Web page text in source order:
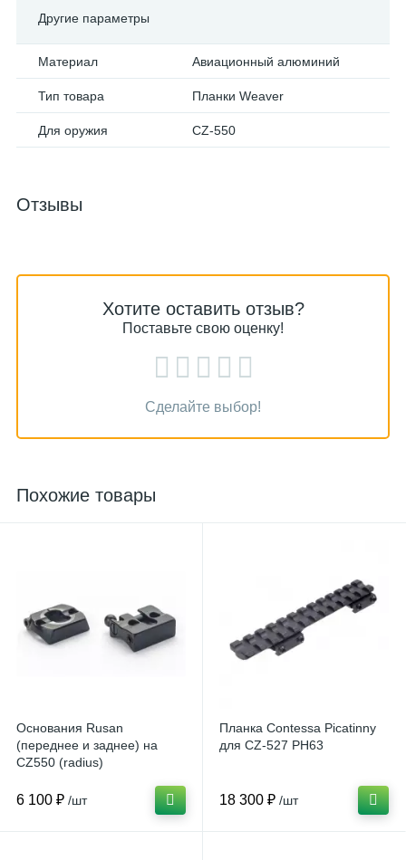
Другие параметры
Материал Авиационный алюминий
Тип товара Планки Weaver
Для оружия CZ-550
Отзывы
Хотите оставить отзыв?
Поставьте свою оценку!
Сделайте выбор!
Похожие товары
Основания Rusan
(переднее и заднее) на
CZ550 (radius)
6 100 ₽ /шт
Планка Contessa Picatinny
для CZ-527 PH63
18 300 ₽ /шт